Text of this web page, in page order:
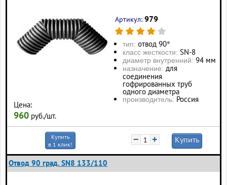
Цена:
960 руб./шт.
Артикул: 979
тип: отвод 90°
класс жесткости: SN-8
диаметр внутренний: 94 мм
назначение: для
соединения
гофрированных труб
одного диаметра
производитель: Россия
Купить
в 1 клик!
− + Купить
Отвод 90 град. SN8 133/110